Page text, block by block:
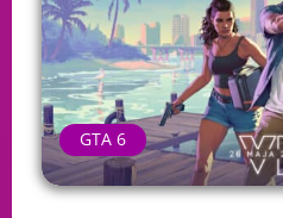
GTA 6